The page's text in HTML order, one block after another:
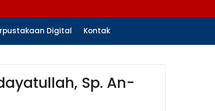
Digital Kontak
Sp. An-